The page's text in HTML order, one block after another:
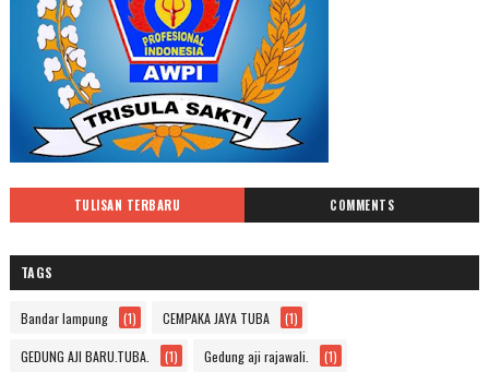
TULISAN TERBARU COMMENTS
TAGS
Bandar lampung (1) CEMPAKA JAYA TUBA (1)
GEDUNG AJI BARU.TUBA. (1) Gedung aji rajawali. (1)